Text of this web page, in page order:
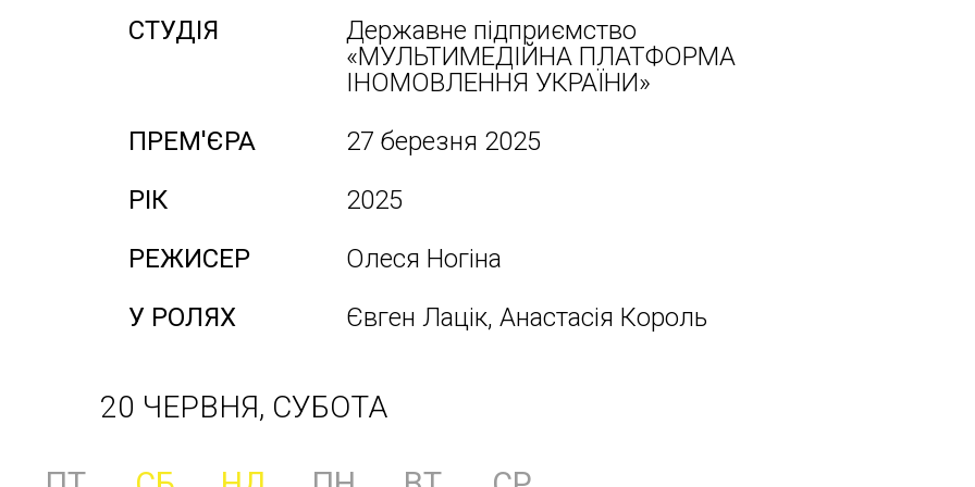
СТУДІЯ
Державне підприємство
«МУЛЬТИМЕДІЙНА ПЛАТФОРМА
ІНОМОВЛЕННЯ УКРАЇНИ»
ПРЕМ'ЄРА
27 березня 2025
РІК
2025
РЕЖИСЕР
Олеся Ногіна
У РОЛЯХ
Євген Лацік, Анастасія Король
20 ЧЕРВНЯ, СУБОТА